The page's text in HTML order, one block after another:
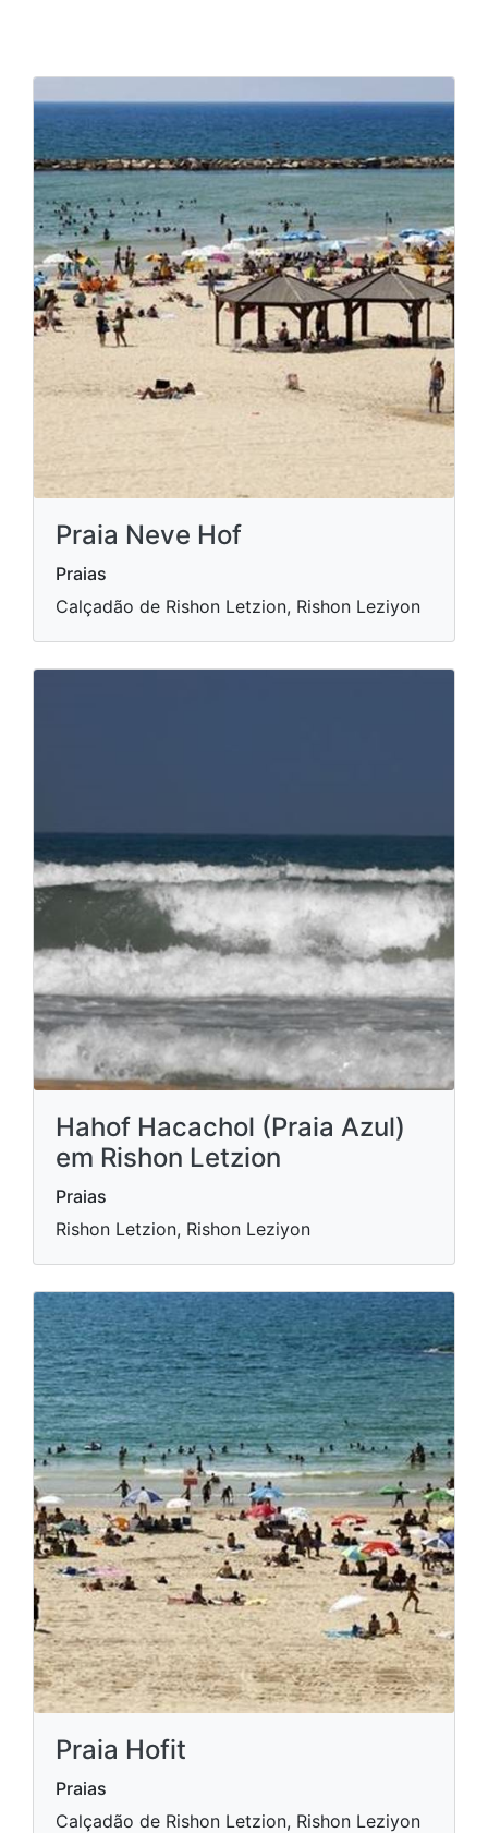
Praia Neve Hof
Praias
Calçadão de Rishon Letzion, Rishon Leziyon
Hahof Hacachol (Praia Azul)
em Rishon Letzion
Praias
Rishon Letzion, Rishon Leziyon
Praia Hofit
Praias
Calçadão de Rishon Letzion, Rishon Leziyon